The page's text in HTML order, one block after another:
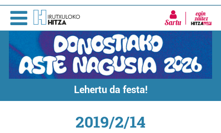
Sartu
Lehertu da festa!
2019/2/14